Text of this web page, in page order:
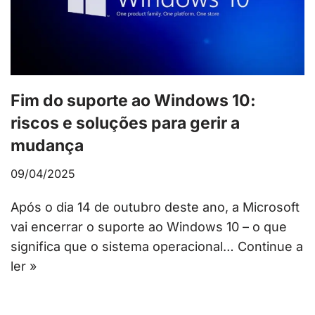
Fim do suporte ao Windows 10:
riscos e soluções para gerir a
mudança
09/04/2025
Após o dia 14 de outubro deste ano, a Microsoft
vai encerrar o suporte ao Windows 10 – o que
significa que o sistema operacional… Continue a
ler »